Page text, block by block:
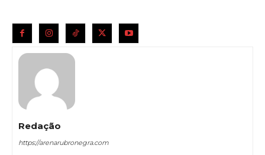
Redação
https://arenarubronegra.com